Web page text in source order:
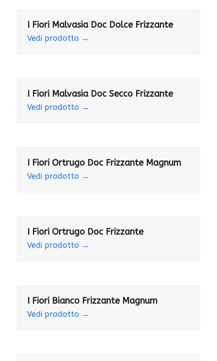
I Fiori Malvasia Doc Dolce Frizzante
Vedi prodotto →
I Fiori Malvasia Doc Secco Frizzante
Vedi prodotto →
I Fiori Ortrugo Doc Frizzante Magnum
Vedi prodotto →
I Fiori Ortrugo Doc Frizzante
Vedi prodotto →
I Fiori Bianco Frizzante Magnum
Vedi prodotto →